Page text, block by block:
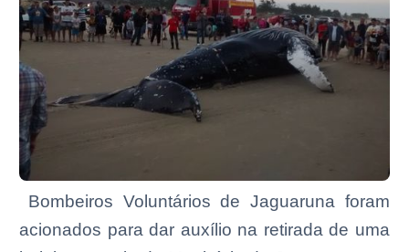
Bombeiros Voluntários de Jaguaruna foram
acionados para dar auxílio na retirada de uma